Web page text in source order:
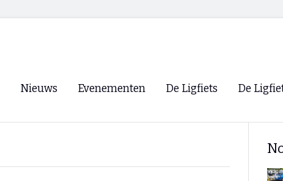
Nieuws Evenementen
WK Ligfietsen 2026
De Ligfiets De